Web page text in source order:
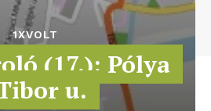
1XVOLT
(17.): Pólya
u.